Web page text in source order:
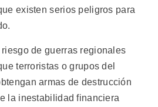
existen serios peligros para
de guerras regionales
terroristas o grupos del
armas de destrucción
la inestabilidad financiera